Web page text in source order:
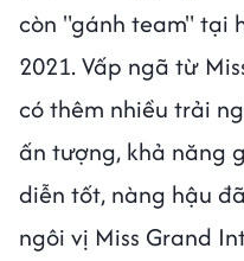
còn "gánh team" tại
2021. Vấp ngã từ
có thêm nhiều trải
ấn tượng, khả năng
diễn tốt, nàng hậu
ngôi vị Miss Grand